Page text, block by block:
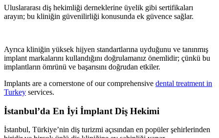
Uluslararası diş hekimliği derneklerine üyelik gibi sertifikaları
arayın; bu kliniğin güvenilirliği konusunda ek güvence sağlar.
Ayrıca kliniğin yüksek hijyen standartlarına uyduğunu ve tanınmış
implant markalarını kullandığını doğrulamanız önemlidir; çünkü bu
implantların ömrünü ve başarısını doğrudan etkiler.
Implants are a cornerstone of our comprehensive dental treatment in
Turkey services.
İstanbul’da En İyi İmplant Diş Hekimi
İstanbul, Türkiye’nin diş turizmi açısından en popüler şehirlerinden